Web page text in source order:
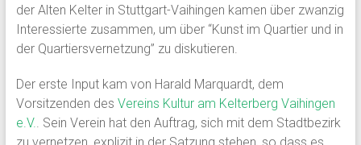
der Alten Kelter in Stuttgart-Vaihingen kamen über zwanzig
Interessierte zusammen, um über “Kunst im Quartier und in
der Quartiersvernetzung” zu diskutieren.
Der erste Input kam von Harald Marquardt, dem
Vorsitzenden des Vereins Kultur am Kelterberg Vaihingen
e.V.. Sein Verein hat den Auftrag, sich mit dem Stadtbezirk